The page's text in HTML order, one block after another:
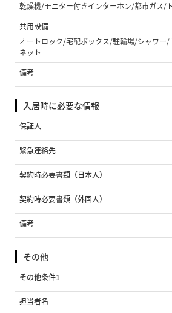
乾燥機/モニター付きインターホン/都市ガス/
共用設備
オートロック/宅配ボックス/駐輪場/シャワー
ネット
備考
入居時に必要な情報
保証人
緊急連絡先
契約時必要書類（日本人）
契約時必要書類（外国人）
備考
その他
その他条件1
担当者名